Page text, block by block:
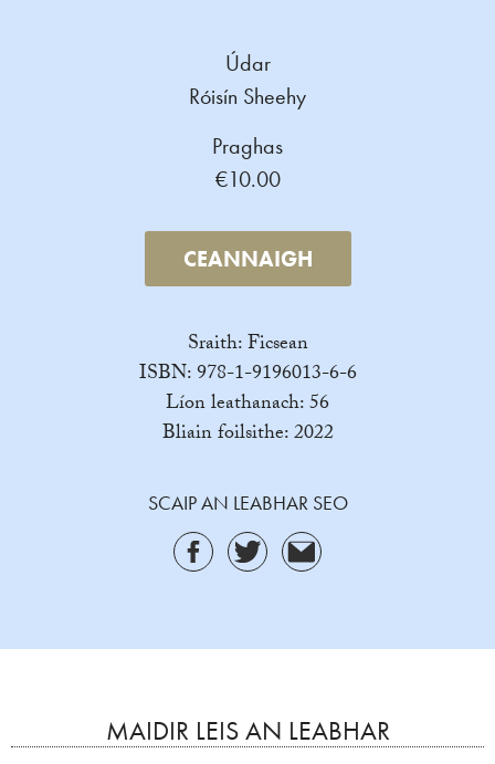
Údar
Róisín Sheehy
Praghas
€10.00
CEANNAIGH
Sraith: Ficsean
ISBN: 978-1-9196013-6-6
Líon leathanach: 56
Bliain foilsithe: 2022
SCAIP AN LEABHAR SEO
MAIDIR LEIS AN LEABHAR